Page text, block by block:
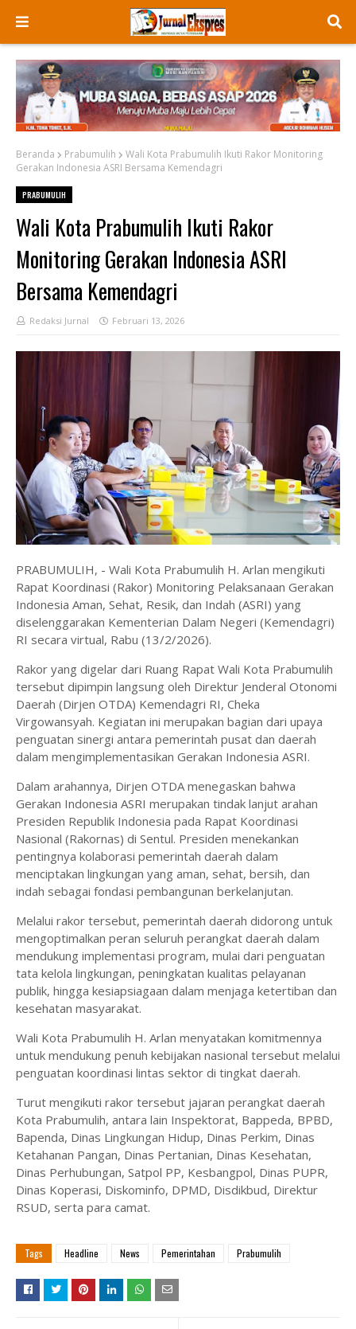
Beranda Prabumulih
Wali Kota Prabumulih Ikuti Rakor Monitoring
Gerakan Indonesia ASRI Bersama Kemendagri
PRABUMULIH
Wali Kota Prabumulih Ikuti Rakor
Monitoring Gerakan Indonesia ASRI
Bersama Kemendagri
Redaksi Jurnal Februari 13, 2026
PRABUMULIH, - Wali Kota Prabumulih H. Arlan mengikuti
Rapat Koordinasi (Rakor) Monitoring Pelaksanaan Gerakan
Indonesia Aman, Sehat, Resik, dan Indah (ASRI) yang
diselenggarakan Kementerian Dalam Negeri (Kemendagri)
RI secara virtual, Rabu (13/2/2026).
Rakor yang digelar dari Ruang Rapat Wali Kota Prabumulih
tersebut dipimpin langsung oleh Direktur Jenderal Otonomi
Daerah (Dirjen OTDA) Kemendagri RI, Cheka
Virgowansyah. Kegiatan ini merupakan bagian dari upaya
penguatan sinergi antara pemerintah pusat dan daerah
dalam mengimplementasikan Gerakan Indonesia ASRI.
Dalam arahannya, Dirjen OTDA menegaskan bahwa
Gerakan Indonesia ASRI merupakan tindak lanjut arahan
Presiden Republik Indonesia pada Rapat Koordinasi
Nasional (Rakornas) di Sentul. Presiden menekankan
pentingnya kolaborasi pemerintah daerah dalam
menciptakan lingkungan yang aman, sehat, bersih, dan
indah sebagai fondasi pembangunan berkelanjutan.
Melalui rakor tersebut, pemerintah daerah didorong untuk
mengoptimalkan peran seluruh perangkat daerah dalam
mendukung implementasi program, mulai dari penguatan
tata kelola lingkungan, peningkatan kualitas pelayanan
publik, hingga kesiapsiagaan dalam menjaga ketertiban dan
kesehatan masyarakat.
Wali Kota Prabumulih H. Arlan menyatakan komitmennya
untuk mendukung penuh kebijakan nasional tersebut melalui
penguatan koordinasi lintas sektor di tingkat daerah.
Turut mengikuti rakor tersebut jajaran perangkat daerah
Kota Prabumulih, antara lain Inspektorat, Bappeda, BPBD,
Bapenda, Dinas Lingkungan Hidup, Dinas Perkim, Dinas
Ketahanan Pangan, Dinas Pertanian, Dinas Kesehatan,
Dinas Perhubungan, Satpol PP, Kesbangpol, Dinas PUPR,
Dinas Koperasi, Diskominfo, DPMD, Disdikbud, Direktur
RSUD, serta para camat.
Tags Headline News Pemerintahan Prabumulih